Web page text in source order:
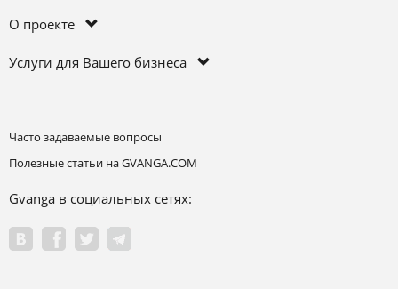
О проекте
Услуги для Вашего бизнеса
Часто задаваемые вопросы
Полезные статьи на GVANGA.COM
Gvanga в социальных сетях: